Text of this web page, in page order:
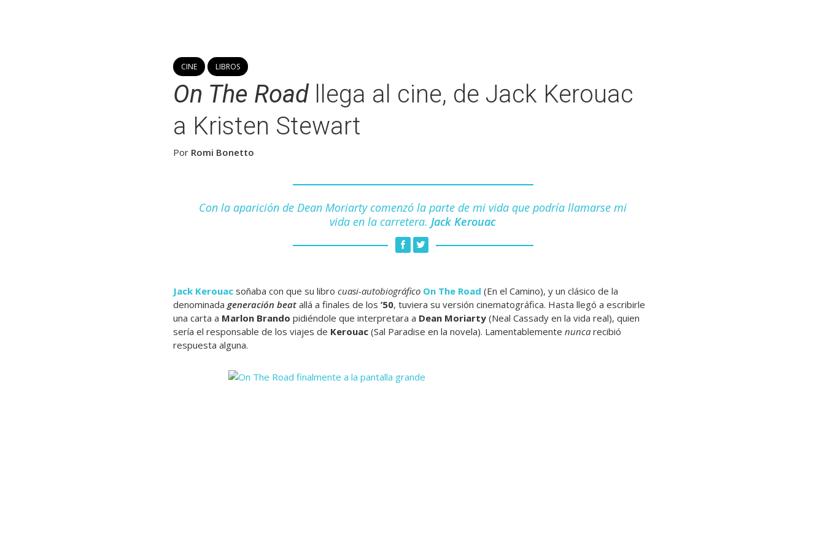
CINE LIBROS
On The Road llega al cine, de Jack Kerouac
a Kristen Stewart
Por Romi Bonetto
Con la aparición de Dean Moriarty comenzó la parte de mi vida que podría llamarse mi
vida en la carretera. Jack Kerouac
Jack Kerouac soñaba con que su libro cuasi-autobiográfico On The Road (En el Camino), y un clásico de la
denominada generación beat allá a finales de los ’50, tuviera su versión cinematográfica. Hasta llegó a escribirle
una carta a Marlon Brando pidiéndole que interpretara a Dean Moriarty (Neal Cassady en la vida real), quien
sería el responsable de los viajes de Kerouac (Sal Paradise en la novela). Lamentablemente nunca recibió
respuesta alguna.